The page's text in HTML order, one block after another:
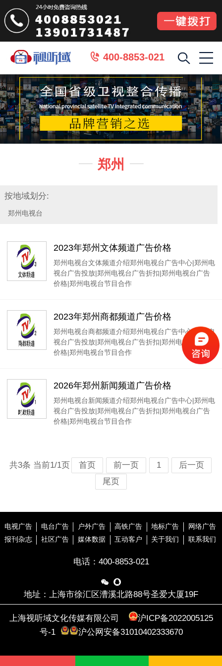
 400-8853-021
 郑州 
按地域划分:
郑州电视台
2023年郑州文体频道广告价格
郑州电视台文体频道介绍郑州电视台广告中心|郑州电
视台广告投放|郑州电视台广告折扣|郑州电视台广告
价格|郑州电视台节目合作
2023年郑州商都频道广告价格
郑州电视台商都频道介绍郑州电视台广告中心|郑州电
视台广告投放|郑州电视台广告折扣|郑州电视台广告
价格|郑州电视台节目合作
2026年郑州新闻频道广告价格
郑州电视台新闻频道介绍郑州电视台广告中心|郑州电
视台广告投放|郑州电视台广告折扣|郑州电视台广告
价格|郑州电视台节目合作
共3条 当前1/1页 首页 前一页 1
后一页
尾页
电视广告 电台广告 户外广告 高铁广告 地标广告
网络广告
报刊杂志
社区广告 媒体数据 互动客户 关于我们 联系我们
电话： 400-8853-021
 
地址：上海市徐汇区漕溪北路88号圣爱大厦19F
上海视听域文化传媒有限公司
沪ICP备2022005125
号-1
沪公网安备31010402333670